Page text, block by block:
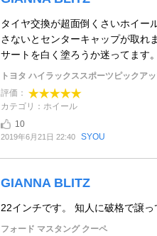
タイヤ交換が超面倒くさいホイー
さないとセンターキャップが取れ
サートを白く塗ろうか迷ってます
トヨタ ハイラックススポーツピックア
評価：
カテゴリ：ホイール
10
2019年6月21日 22:40 SYOU
GIANNA BLITZ
22インチです。 知人に破格で譲っ
フォード マスタング クーペ